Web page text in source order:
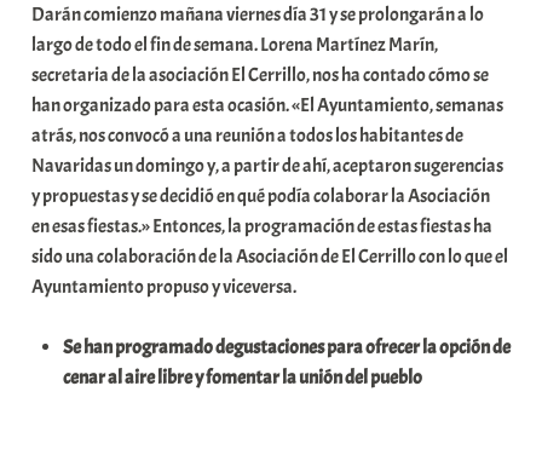
o
x
a
K
o
m
u
n
i
t
t
e
Darán comienzo mañana viernes día 31 y se prolongarán a lo
largo de todo el fin de semana. Lorena Martínez Marín,
secretaria de la asociación El Cerrillo, nos ha contado cómo se
han organizado para esta ocasión. «El Ayuntamiento, semanas
atrás, nos convocó a una reunión a todos los habitantes de
Navaridas un domingo y, a partir de ahí, aceptaron sugerencias
y propuestas y se decidió en qué podía colaborar la Asociación
en esas fiestas.» Entonces, la programación de estas fiestas ha
sido una colaboración de la Asociación de El Cerrillo con lo que el
Ayuntamiento propuso y viceversa.
Se han programado degustaciones para ofrecer la opción de
cenar al aire libre y fomentar la unión del pueblo